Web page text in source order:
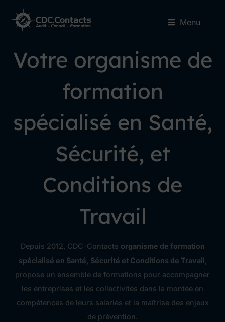
Menu
Votre organisme de
formation
spécialisé en Santé,
Sécurité, et
Conditions de
Travail
Depuis 2012, CDC-Contacts organisme de formation
spécialisé en Santé, Sécurité et Conditions de Travail
propose un ensemble de formations pour accompagner
les entreprises et les collectivités dans la montée en
compétences de leurs salariés et la maîtrise des enjeux
de prévention.